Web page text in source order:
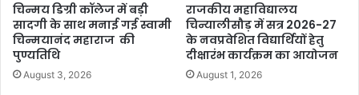
चिन्मय डिग्री कॉलेज में बड़ी
सादगी के साथ मनाई गई स्वामी
चिन्मयानंद महाराज की
पुण्यतिथि
August 3, 2026
राजकीय महाविद्यालय
चिन्यालीसौड़ में सत्र 2026-27
के नवप्रवेशित विद्यार्थियों हेतु
दीक्षारंभ कार्यक्रम का आयोजन
August 1, 2026